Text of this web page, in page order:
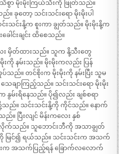
မိုးမိုးကြယ်သီးကို ဖြုတ်သည်။
တော့ သင်းသင်းရော မိုးမိုးပါ
းသင်းနို့က စူးကာ ချွတ်သည်။ မိုးမိုးနို့က
ေါင်းချင်း ထိစေသည်။
လေး မှိတ်ထားသည်။ သူက နို့သီးတွေ
မိုးကို နမ်းသည်။ မိုးမိုးကလည်း ပြန်
ပ်သည်။ တင်စိုးက မိုးမိုးကို နမ်းပြီး သူမ
ျာကြည့်သည်။ သင်းသင်းရော မိုးမိုး
မ်းရိနေသည်။ ပို၍လည်း ချစ်စရာ
သည်။ သင်းသင်းနို့ကို ကိုင်သည်။ နောက်
။ ပြီးလျင် မိန်းကလေး နှစ်
က်သည်။ သူဘောင်းဘီကို အသာချွတ်
ကို မြင်၍ ရယ်သည်။ သင်းသင်းက အသက်
မိုးက အသက်ပြည့်ရန် ခြောက်လလောက်